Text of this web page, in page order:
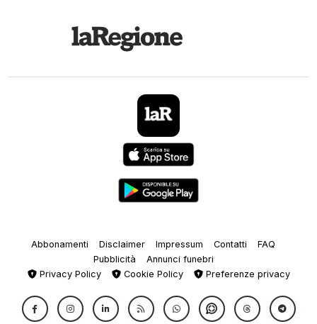
Abbonamenti Disclaimer Impressum Contatti
FAQ
Pubblicità
Annunci funebri
Privacy Policy
Cookie Policy Preferenze privacy